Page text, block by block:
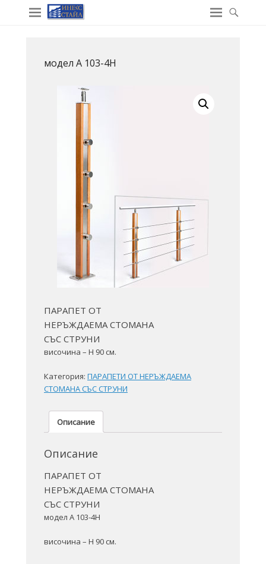
модел A 103-4H
ПАРАПЕТ ОТ
НЕРЪЖДАЕМА СТОМАНА
СЪС СТРУНИ
височина – H 90 см.
Категория: ПАРАПЕТИ ОТ НЕРЪЖДАЕМА
СТОМАНА СЪС СТРУНИ
Описание
Описание
ПАРАПЕТ ОТ
НЕРЪЖДАЕМА СТОМАНА
СЪС СТРУНИ
модел A 103-4H
височина – H 90 см.